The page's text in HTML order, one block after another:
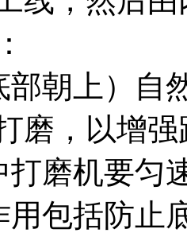
部朝上）自
磨，以增
打磨机要匀
用包括防止